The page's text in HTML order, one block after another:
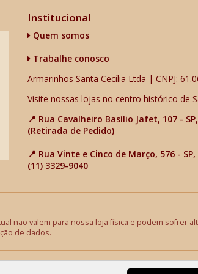
Institucional
Quem somos
Trabalhe conosco
Armarinhos Santa Cecília Ltda | CNPJ:
Visite nossas lojas no centro histórico de
📍 Rua Cavalheiro Basílio Jafet, 107 -
(Retirada de Pedido)
📍 Rua Vinte e Cinco de Março, 576 -
(11) 3329-9040
não valem para nossa loja física e podem sofrer
de dados.